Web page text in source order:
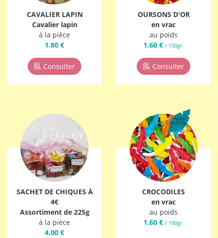
CAVALIER LAPIN
Cavalier lapin
à la pièce
1.80 €
Consulter
OURSONS D'OR
en vrac
au poids
1.60 € / 100gr.
Consulter
SACHET DE CHIQUES À
4€
Assortiment de 225g
à la pièce
4.00 €
CROCODILES
en vrac
au poids
1.60 € / 100gr.